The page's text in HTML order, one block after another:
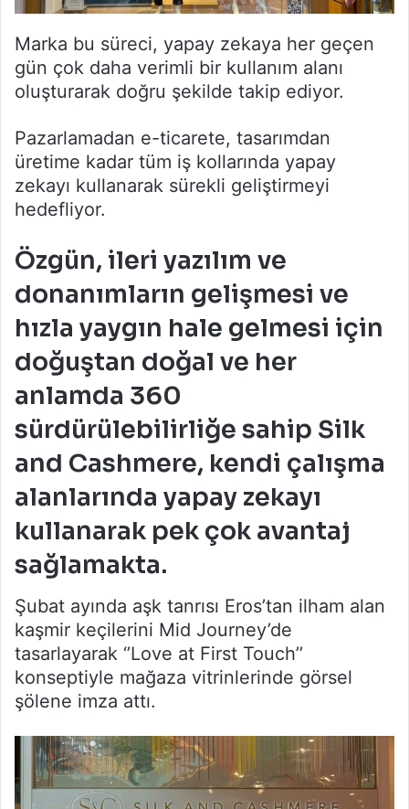
Marka bu süreci, yapay zekaya her geçen
gün çok daha verimli bir kullanım alanı
oluşturarak doğru şekilde takip ediyor.
Pazarlamadan e-ticarete, tasarımdan
üretime kadar tüm iş kollarında yapay
zekayı kullanarak sürekli geliştirmeyi
hedefliyor.
Özgün, ileri yazılım ve
donanımların gelişmesi ve
hızla yaygın hale gelmesi için
doğuştan doğal ve her
anlamda 360
sürdürülebilirliğe sahip Silk
and Cashmere, kendi çalışma
alanlarında yapay zekayı
kullanarak pek çok avantaj
sağlamakta.
Şubat ayında aşk tanrısı Eros’tan ilham alan
kaşmir keçilerini Mid Journey’de
tasarlayarak ‘’Love at First Touch’’
konseptiyle mağaza vitrinlerinde görsel
şölene imza attı.